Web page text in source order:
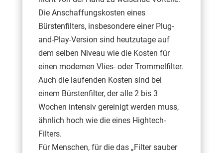
Die Anschaffungskosten eines
Bürstenfilters, insbesondere einer Plug-
and-Play-Version sind heutzutage auf
dem selben Niveau wie die Kosten für
einen modernen Vlies- oder Trommelfilter.
Auch die laufenden Kosten sind bei
einem Bürstenfilter, der alle 2 bis 3
Wochen intensiv gereinigt werden muss,
ähnlich hoch wie die eines Hightech-
Filters.
Für Menschen, für die das „Filter sauber